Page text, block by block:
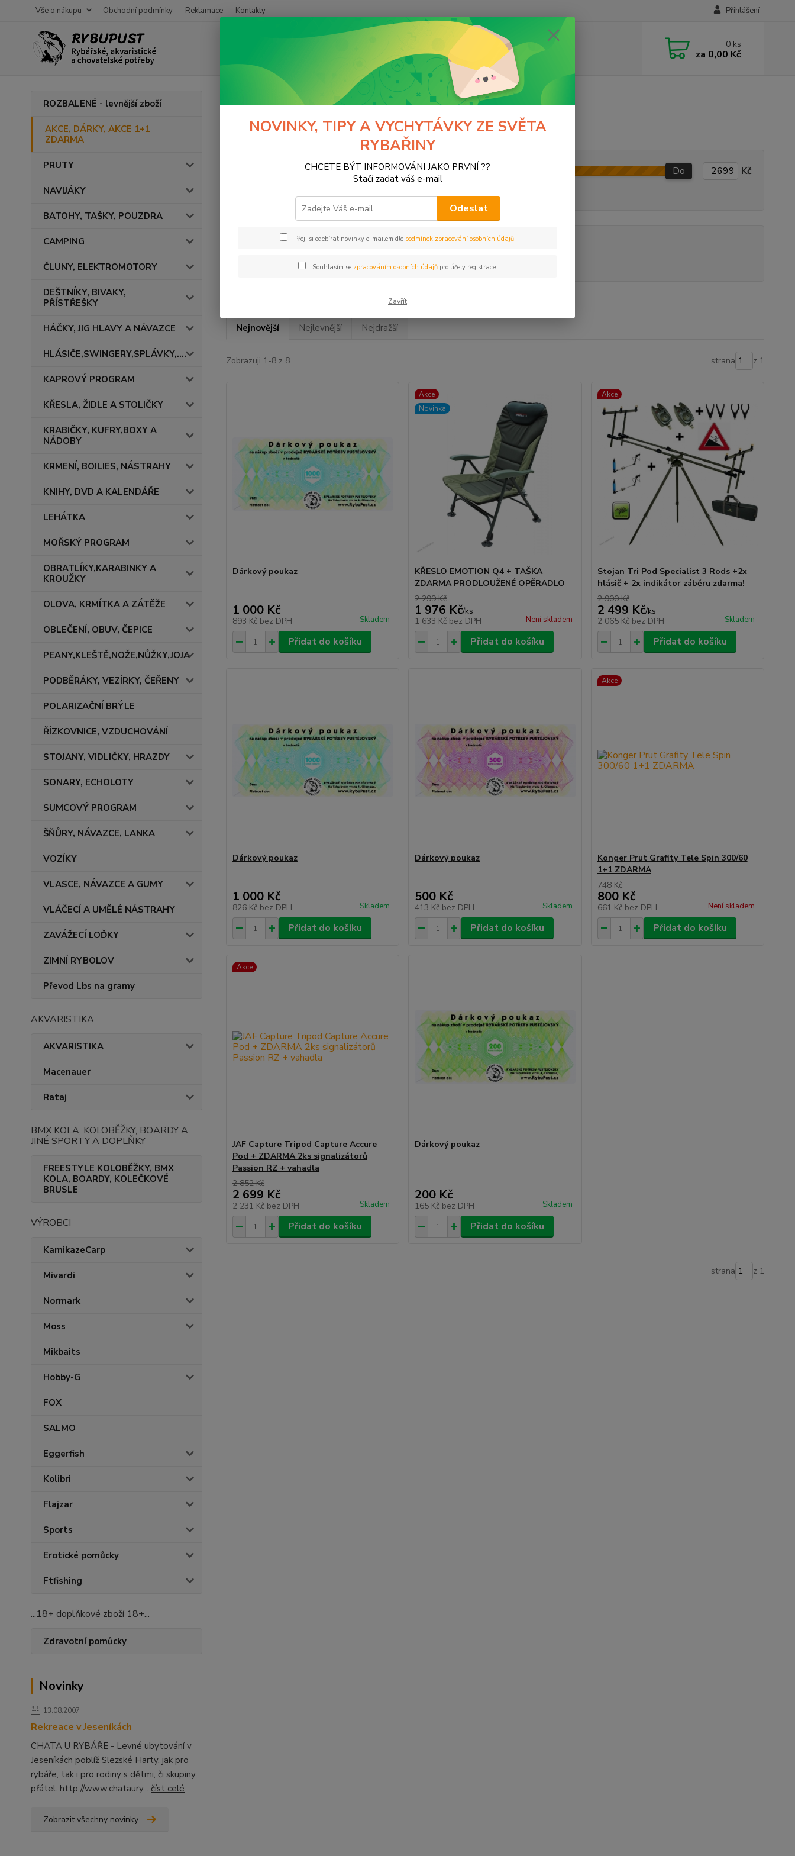
Vše o nákupu Obchodní podmínky Reklamace Kontakty Přihlášení
0 ks
za 0,00 Kč
ROZBALENÉ - levnější zboží
AKCE, DÁRKY, AKCE 1+1
ZDARMA
PRUTY
NAVIJÁKY
BATOHY, TAŠKY, POUZDRA
CAMPING
ČLUNY, ELEKTROMOTORY
DEŠTNÍKY, BIVAKY,
PŘÍSTŘEŠKY
HÁČKY, JIG HLAVY A NÁVAZCE
HLÁSIČE,SWINGERY,SPLÁVKY,....
KAPROVÝ PROGRAM
KŘESLA, ŽIDLE A STOLIČKY
KRABIČKY, KUFRY,BOXY A
NÁDOBY
KRMENÍ, BOILIES, NÁSTRAHY
KNIHY, DVD A KALENDÁŘE
LEHÁTKA
MOŘSKÝ PROGRAM
OBRATLÍKY,KARABINKY A
KROUŽKY
OLOVA, KRMÍTKA A ZÁTĚŽE
OBLEČENÍ, OBUV, ČEPICE
PEANY,KLEŠTĚ,NOŽE,NŮŽKY,JOJA
PODBĚRÁKY, VEZÍRKY, ČEŘENY
POLARIZAČNÍ BRÝLE
ŘÍZKOVNICE, VZDUCHOVÁNÍ
STOJANY, VIDLIČKY, HRAZDY
SONARY, ECHOLOTY
SUMCOVÝ PROGRAM
ŠŇŮRY, NÁVAZCE, LANKA
VOZÍKY
VLASCE, NÁVAZCE A GUMY
VLÁČECÍ A UMĚLÉ NÁSTRAHY
ZAVÁŽECÍ LOĎKY
ZIMNÍ RYBOLOV
Převod Lbs na gramy
AKVARISTIKA
AKVARISTIKA
Macenauer
Rataj
BMX KOLA, KOLOBĚŽKY, BOARDY A
JINÉ SPORTY A DOPLŇKY
FREESTYLE KOLOBĚŽKY, BMX
KOLA, BOARDY, KOLEČKOVÉ
BRUSLE
VÝROBCI
KamikazeCarp
Mivardi
Normark
Moss
Mikbaits
Hobby-G
FOX
SALMO
Eggerfish
Kolibri
Flajzar
Sports
Erotické pomůcky
Ftfishing
...18+ doplňkové zboží 18+...
Zdravotní pomůcky
Novinky
13.08.2007
Rekreace v Jeseníkách
CHATA U RYBÁŘE - Levné ubytování v
Jeseníkách poblíž Slezské Harty, jak pro
rybáře, tak i pro rodiny s dětmi, či skupiny
přátel. http://www.chataury... číst celé
Zobrazit všechny novinky
AKCE, DÁRKY, AKCE 1+1 ZDARMA
AKCE, DÁRKY, AKCE 1+1 ZDARMA
Kč Od Do Kč
(1) Konger (1)
Nejnovější Nejlevnější Nejdražší
Zobrazuji 1-8 z 8 strana z 1
Dárkový poukaz
1 000 Kč
893 Kč bez DPH Skladem
Přidat do košíku
Akce
Novinka
KŘESLO EMOTION Q4 + TAŠKA
ZDARMA PRODLOUŽENÉ OPĚRADLO
2 299 Kč
1 976 Kč/ks
1 633 Kč bez DPH Není skladem
Přidat do košíku
Akce
Stojan Tri Pod Specialist 3 Rods +2x
hlásič + 2x indikátor záběru zdarma!
2 900 Kč
2 499 Kč/ks
2 065 Kč bez DPH Skladem
Přidat do košíku
Dárkový poukaz
1 000 Kč
826 Kč bez DPH Skladem
Přidat do košíku
Dárkový poukaz
500 Kč
413 Kč bez DPH Skladem
Přidat do košíku
Akce
Konger Prut Grafity Tele Spin 300/60
1+1 ZDARMA
748 Kč
800 Kč
661 Kč bez DPH Není skladem
Přidat do košíku
Akce
JAF Capture Tripod Capture Accure
Pod + ZDARMA 2ks signalizátorů
Passion RZ + vahadla
2 852 Kč
2 699 Kč
2 231 Kč bez DPH Skladem
Přidat do košíku
Dárkový poukaz
200 Kč
165 Kč bez DPH Skladem
Přidat do košíku
strana z 1
NOVINKY, TIPY A VYCHYTÁVKY ZE SVĚTA
RYBAŘINY
CHCETE BÝT INFORMOVÁNI JAKO PRVNÍ ??
Stačí zadat váš e-mail
Odeslat
Přeji si odebírat novinky e-mailem dle podmínek zpracování osobních údajů.
Souhlasím se zpracováním osobních údajůpro účely registrace.
Zavřít